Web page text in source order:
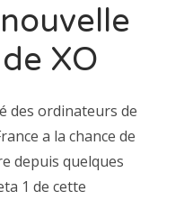
XO
des ordinateurs de
a la chance de
depuis quelques
1 de cette